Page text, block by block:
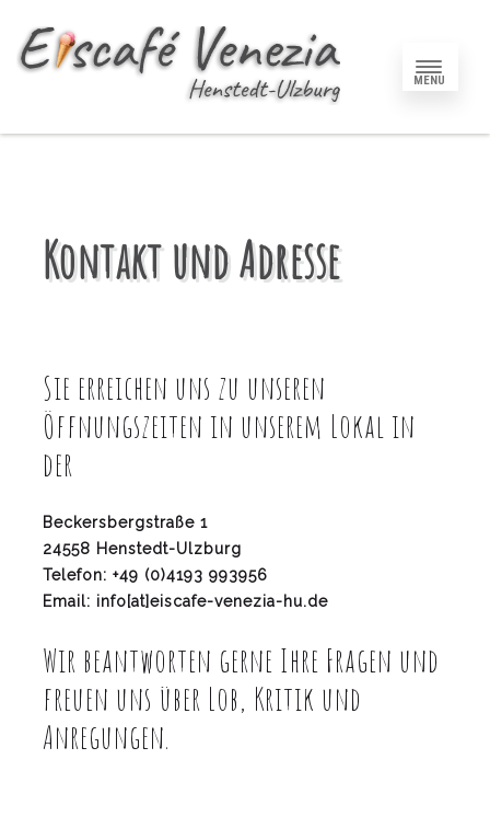
MENU
Kontakt und Adresse
Sie erreichen uns zu unseren
Öffnungszeiten in unserem Lokal in
der
Beckersbergstraße 1
24558 Henstedt-Ulzburg
Telefon: +49 (0)4193 993956
Email: info[at]eiscafe-venezia-hu.de
Wir beantworten gerne Ihre Fragen und
freuen uns über Lob, Kritik und
Anregungen.